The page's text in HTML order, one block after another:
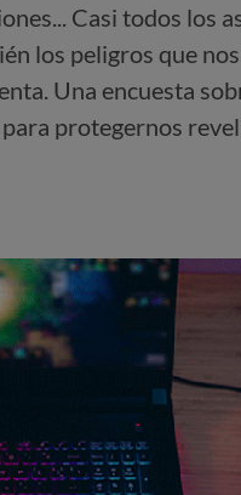
Casi todos los
los peligros que nos
Una encuesta
protegernos